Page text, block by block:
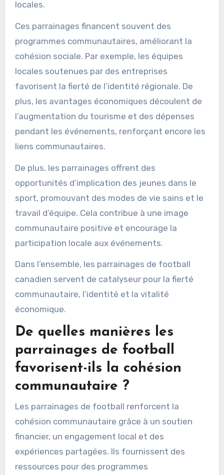
locales.
Ces parrainages financent souvent des
programmes communautaires, améliorant la
cohésion sociale. Par exemple, les équipes
locales soutenues par des entreprises
favorisent la fierté de l’identité régionale. De
plus, les avantages économiques découlent de
l’augmentation du tourisme et des dépenses
pendant les événements, renforçant encore les
liens communautaires.
De plus, les parrainages offrent des
opportunités d’implication des jeunes dans le
sport, promouvant des modes de vie sains et le
travail d’équipe. Cela contribue à une image
communautaire positive et encourage la
participation locale aux événements.
Dans l’ensemble, les parrainages de football
canadien servent de catalyseur pour la fierté
communautaire, l’identité et la vitalité
économique.
De quelles manières les
parrainages de football
favorisent-ils la cohésion
communautaire ?
Les parrainages de football renforcent la
cohésion communautaire grâce à un soutien
financier, un engagement local et des
expériences partagées. Ils fournissent des
ressources pour des programmes